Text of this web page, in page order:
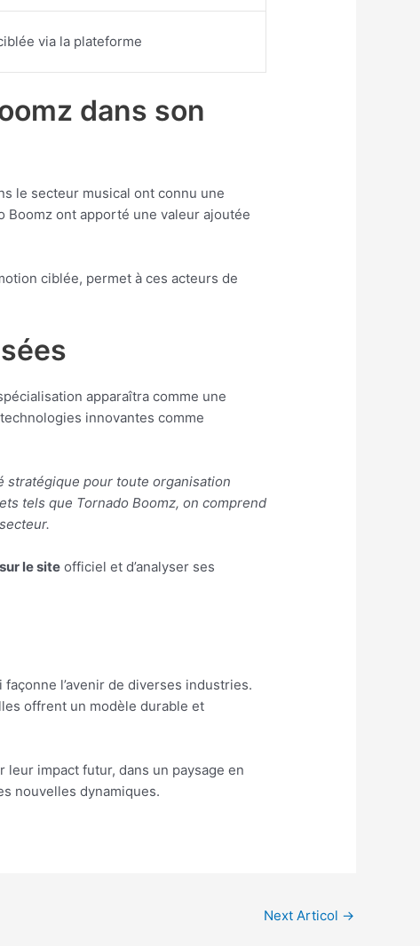
via la plateforme
dans son
le secteur musical ont connu une
Boomz ont apporté une valeur ajoutée
ciblée, permet à ces acteurs de
apparaîtra comme une
innovantes comme
stratégique pour toute organisation
tels que Tornado Boomz, on comprend
le site officiel et d’analyser ses
l’avenir de diverses industries.
offrent un modèle durable et
leur impact futur, dans un paysage en
nouvelles dynamiques.
Next Articol →